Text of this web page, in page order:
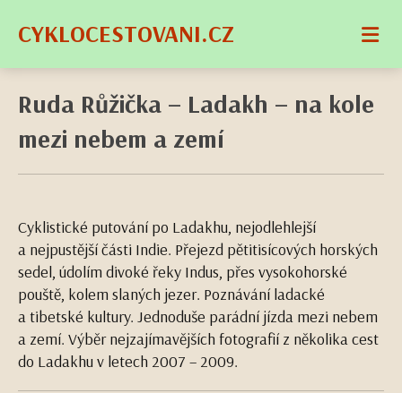
CYKLOCESTOVANI.CZ
Ruda Růžička – Ladakh – na kole
mezi nebem a zemí
Cyklistické putování po Ladakhu, nejodlehlejší
a nejpustější části Indie. Přejezd pětitisícových horských
sedel, údolím divoké řeky Indus, přes vysokohorské
pouště, kolem slaných jezer. Poznávání ladacké
a tibetské kultury. Jednoduše parádní jízda mezi nebem
a zemí. Výběr nejzajímavějších fotografií z několika cest
do Ladakhu v letech 2007 – 2009.